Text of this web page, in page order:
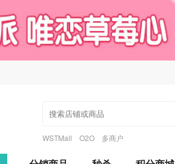
WSTMall O2O 多商户